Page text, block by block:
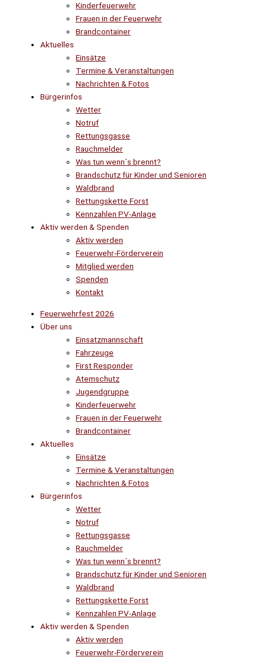
Kinderfeuerwehr
Frauen in der Feuerwehr
Brandcontainer
Aktuelles
Einsätze
Termine & Veranstaltungen
Nachrichten & Fotos
Bürgerinfos
Wetter
Notruf
Rettungsgasse
Rauchmelder
Was tun wenn´s brennt?
Brandschutz für Kinder und Senioren
Waldbrand
Rettungskette Forst
Kennzahlen PV-Anlage
Aktiv werden & Spenden
Aktiv werden
Feuerwehr-Förderverein
Mitglied werden
Spenden
Kontakt
Feuerwehrfest 2026
Über uns
Einsatzmannschaft
Fahrzeuge
First Responder
Atemschutz
Jugendgruppe
Kinderfeuerwehr
Frauen in der Feuerwehr
Brandcontainer
Aktuelles
Einsätze
Termine & Veranstaltungen
Nachrichten & Fotos
Bürgerinfos
Wetter
Notruf
Rettungsgasse
Rauchmelder
Was tun wenn´s brennt?
Brandschutz für Kinder und Senioren
Waldbrand
Rettungskette Forst
Kennzahlen PV-Anlage
Aktiv werden & Spenden
Aktiv werden
Feuerwehr-Förderverein